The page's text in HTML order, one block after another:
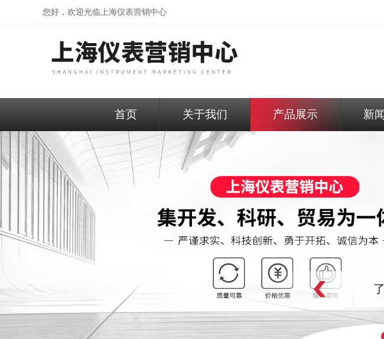
您好，欢迎光临上海仪表营销中心
首页 关于我们 产品展示 新